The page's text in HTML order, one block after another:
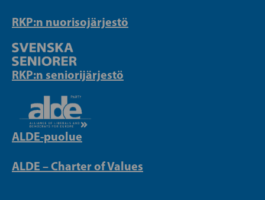
RKP:n nuorisojärjestö
RKP:n seniorijärjestö
ALDE-puolue
ALDE – Charter of Values